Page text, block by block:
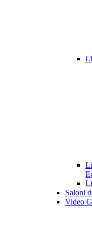
Saloni
Video